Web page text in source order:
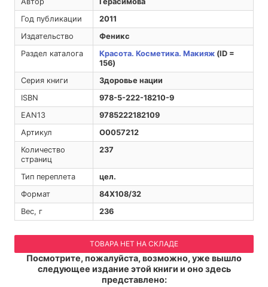
Год публикации
2011
Издательство
Феникс
Раздел каталога
Красота. Косметика. Макияж(ID =
156)
Серия книги
Здоровье нации
ISBN
978-5-222-18210-9
EAN13
9785222182109
Артикул
O0057212
Количество
страниц
237
Тип переплета
цел.
Формат
84Х108/32
Вес, г
236
ТОВАРА НЕТ НА СКЛАДЕ
Посмотрите, пожалуйста, возможно, уже вышло
следующее издание этой книги и оно здесь
представлено: